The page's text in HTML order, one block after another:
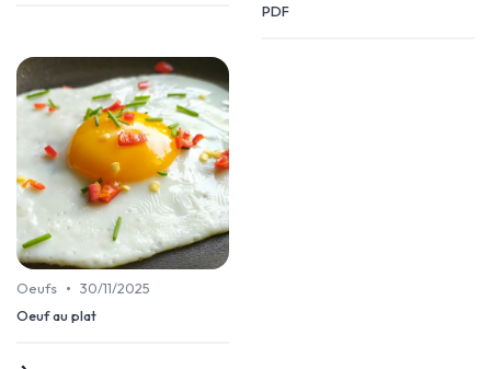
PDF
Oeufs • 30/11/2025
Oeuf au plat